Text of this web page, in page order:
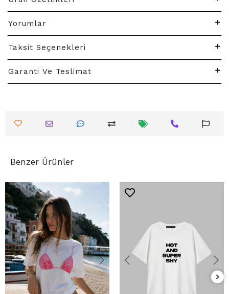
Yorumlar
Taksit Seçenekleri
Garanti Ve Teslimat
Benzer Ürünler